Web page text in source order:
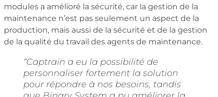
modules a amélioré la sécurité, car la gestion de la
maintenance n’est pas seulement un aspect de la
production, mais aussi de la sécurité et de la gestion
de la qualité du travail des agents de maintenance.
“Captrain a eu la possibilité de
personnaliser fortement la solution
pour répondre à nos besoins, tandis